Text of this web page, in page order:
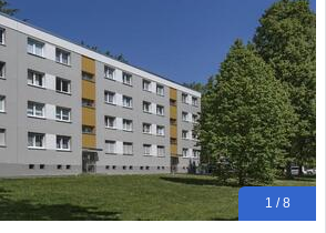
1 / 8